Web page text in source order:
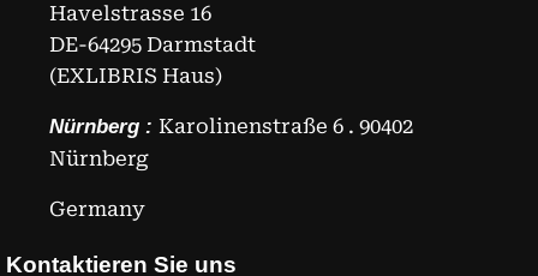
Havelstrasse 16
DE-64295 Darmstadt
(EXLIBRIS Haus)
Nürnberg : Karolinenstraße 6 . 90402
Nürnberg
Germany
Kontaktieren Sie uns